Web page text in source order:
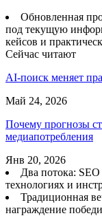
Обновленная
под текущую
кейсов и
Сейчас читают
AI-поиск меняет
Май 24, 2026
Почему прогнозы
медиапотребления
Янв 20, 2026
Два потока:
технологиях и
Традиционная
награждение